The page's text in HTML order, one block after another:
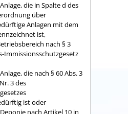
die in Spalte d des
über
Anlagen mit dem
ist,
nach § 3
Immissionsschutzgesetz
die nach § 60 Abs. 3
3 des
ist oder
nach Artikel 10 in